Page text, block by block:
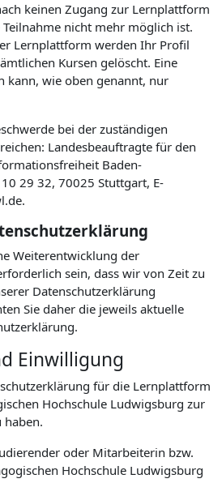
keinen Zugang zur Lernplattform
nicht mehr möglich ist.
Lernplattform werden Ihr Profil
Kursen gelöscht. Eine
kann, wie oben genannt, nur
bei der zuständigen
Landesbeauftragte für den
Baden-
29 32, 70025 Stuttgart, E-
Weiterentwicklung der
sein, dass wir von Zeit zu
Datenschutzerklärung
Sie daher die jeweils aktuelle
Einwilligung
für die Lernplattform
Hochschule Ludwigsburg zur
haben.
oder Mitarbeiterin bzw.
Hochschule Ludwigsburg